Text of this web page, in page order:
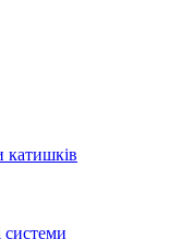
системи